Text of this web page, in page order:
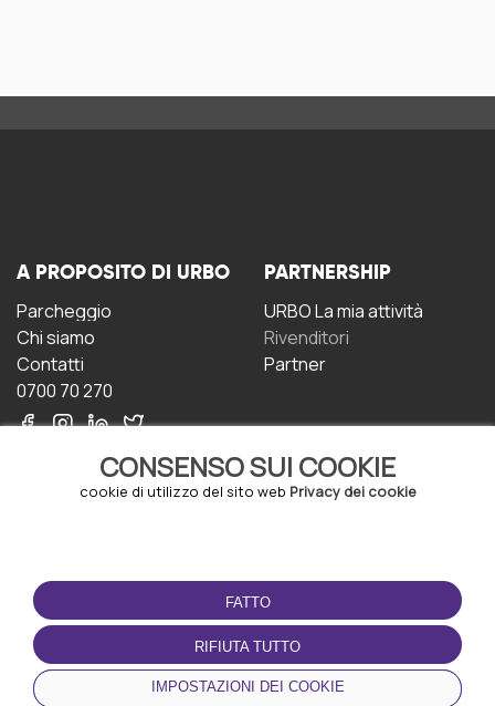
CONSENSO SUI COOKIE
cookie di utilizzo del sito web Privacy dei cookie
FATTO
RIFIUTA TUTTO
IMPOSTAZIONI DEI COOKIE
A PROPOSITO DI URBO
Parcheggio
Chi siamo
Contatti
0700 70 270
PARTNERSHIP
URBO La mia attività
Rivenditori
Partner
CONDIZIONI D'USO
Termini e Condizioni
Politica sulla riservatezza
Gestione dei Cookie
SCARICA L'APP